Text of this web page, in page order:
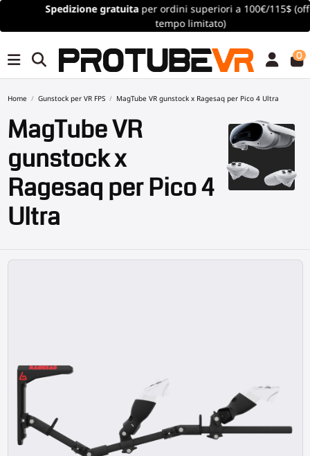
Spedizione gratuitaper ordini superiori a 100€/115$ (offerta a
tempo limitato)
0
Home Gunstock per VR FPS MagTube VR gunstock x Ragesaq per Pico 4 Ultra
MagTube VR
gunstock x
Ragesaq per Pico 4
Ultra